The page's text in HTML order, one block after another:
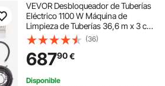
3l
limpieza 2l
VEVOR Desbloqueador de Tuberías
Eléctrico 1100 W Máquina de
Limpieza de Tuberías 36,6 m x 3 cm
Limpiador Manual de Tubos de
Drenaje con 6 Cortadores, Control
CW/CCW para Tuberías de 10-20,3
cm
(36)
68790€
Disponible